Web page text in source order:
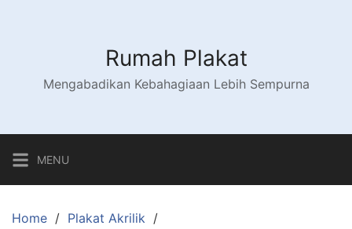
Rumah Plakat
Mengabadikan Kebahagiaan Lebih Sempurna
MENU
Home
Plakat Akrilik